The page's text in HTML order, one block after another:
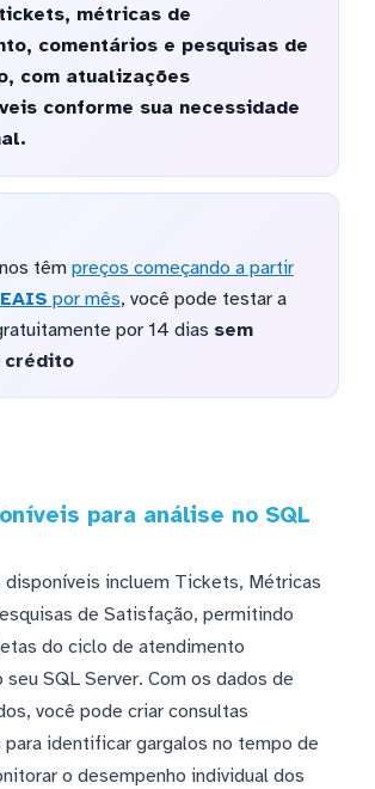
métricas de
comentários e pesquisas de
com atualizações
conforme sua necessidade
têm preços começando a partir
por mês, você pode testar a
por 14 dias sem
crédito
para análise no SQL
disponíveis incluem Tickets, Métricas
de Satisfação, permitindo
do ciclo de atendimento
SQL Server. Com os dados de
você pode criar consultas
para identificar gargalos no tempo de
o desempenho individual dos